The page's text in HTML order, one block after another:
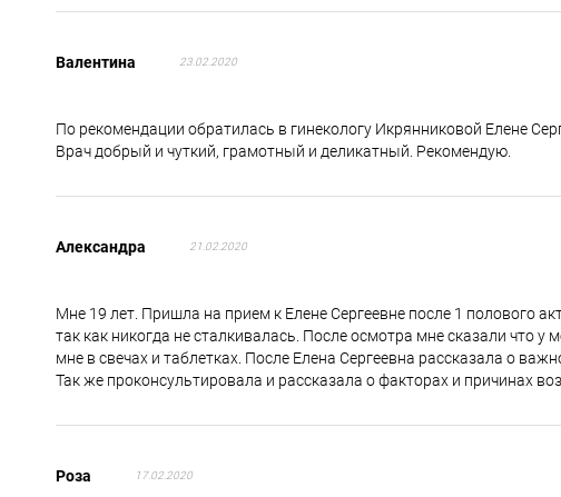
Валентина 23.02.2020
По рекомендации обратилась в гинекологу Икрянниковой Елене
Врач добрый и чуткий, грамотный и деликатный. Рекомендую.
Александра 21.02.2020
Мне 19 лет. Пришла на прием к Елене Сергеевне после 1 полового
так как никогда не сталкивалась. После осмотра мне сказали что
мне в свечах и таблетках. После Елена Сергеевна рассказала о
Так же проконсультировала и рассказала о факторах и причинах
Роза 17.02.2020